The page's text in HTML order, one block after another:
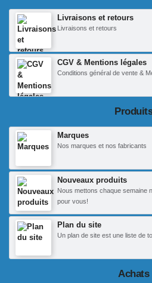
Livraisons et retours
Livraisons et retours
CGV & Mentions légales
Conditions général de vente &
Produits
Marques
Nos marques et nos fabricants
Nouveaux produits
Nous mettons chaque semaine
pour vous!
Plan du site
Un plan de site est une liste de
Achats